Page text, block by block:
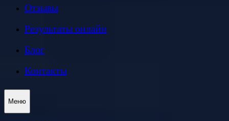
Отзывы
Результаты онлайн
Блог
Контакты
Меню